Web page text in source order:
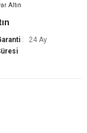
24 Ay